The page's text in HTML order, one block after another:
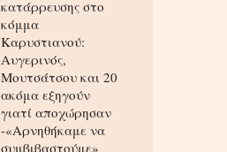
κατάρρευσης στο
κόμμα
Καρυστιανού:
Αυγερινός,
Μουτσάτσου και 20
ακόμα εξηγούν
γιατί αποχώρησαν
-«Αρνηθήκαμε να
συμβιβαστούμε»